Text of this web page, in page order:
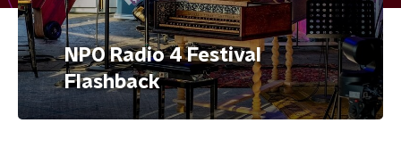
NPO Radio 4 Festival
Flashback